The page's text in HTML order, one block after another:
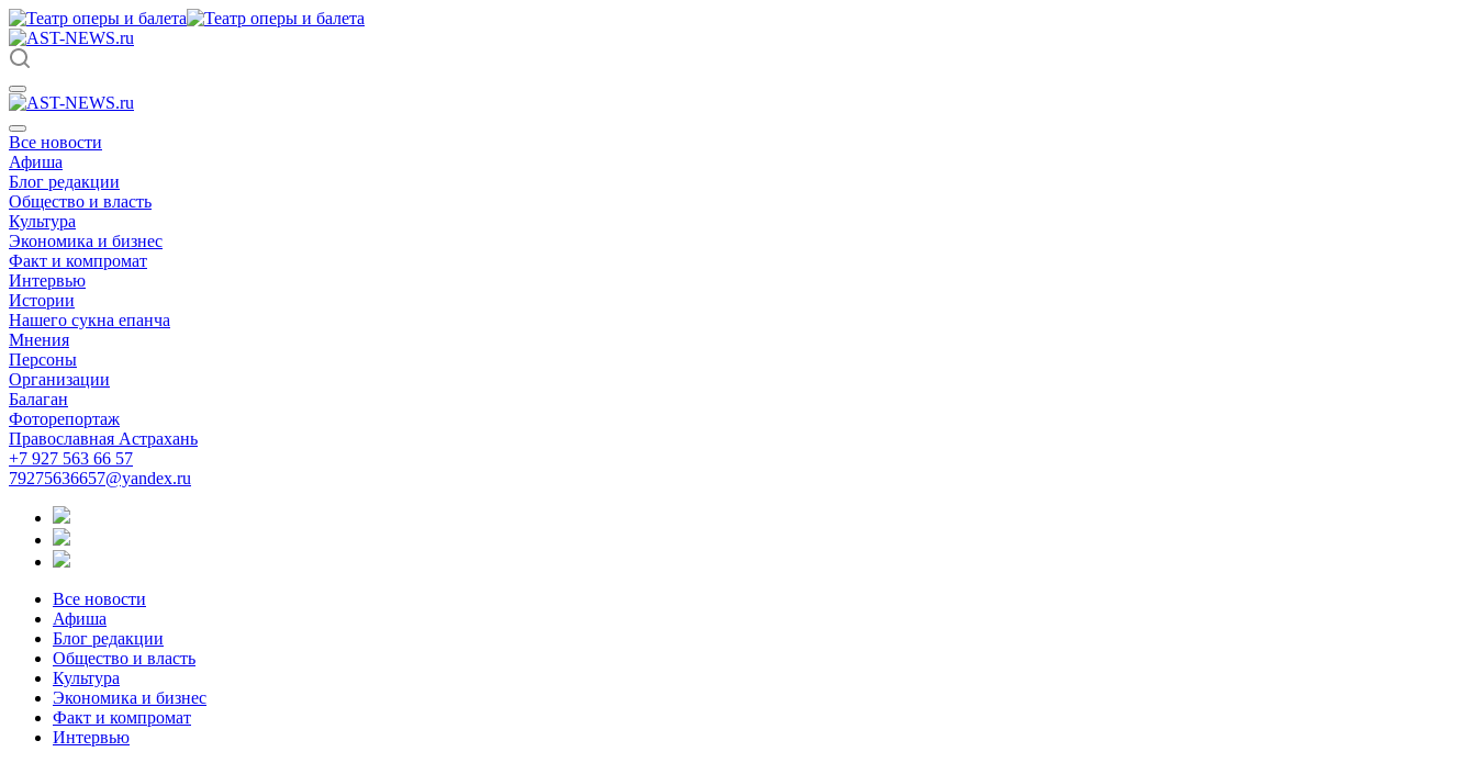
Все новости
Афиша
Блог редакции
Общество и власть
Культура
Экономика и бизнес
Факт и компромат
Интервью
Истории
Нашего сукна епанча
Мнения
Персоны
Организации
Балаган
Фоторепортаж
Православная Астрахань
+7 927 563 66 57
79275636657@yandex.ru
Все новости
Афиша
Блог редакции
Общество и власть
Культура
Экономика и бизнес
Факт и компромат
Интервью